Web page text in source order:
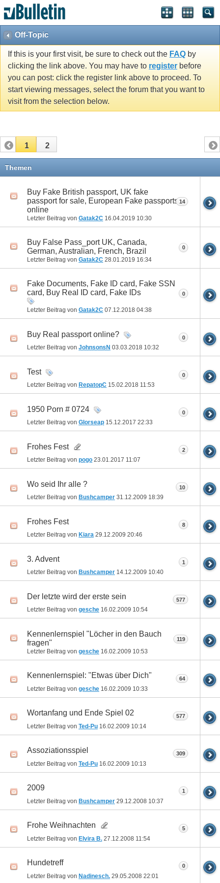
Off-Topic
If this is your first visit, be sure to check out the FAQ by
clicking the link above. You may have to register before
you can post: click the register link above to proceed. To
start viewing messages, select the forum that you want to
visit from the selection below.
1 2
Themen
Buy Fake British passport, UK fake
passport for sale, European Fake passports
online
Letzter Beitrag von Gatak2C 16.04.2019 10:30
14
Buy False Pass_port UK, Canada,
German, Australian, French, Brazil
Letzter Beitrag von Gatak2C 28.01.2019 16:34
0
Fake Documents, Fake ID card, Fake SSN
card, Buy Real ID card, Fake IDs
Letzter Beitrag von Gatak2C 07.12.2018 04:38
0
Buy Real passport online?
Letzter Beitrag von JohnsonsN 03.03.2018 10:32
0
Test
Letzter Beitrag von RepatopC 15.02.2018 11:53
0
1950 Porn # 0724
Letzter Beitrag von Glorseap 15.12.2017 22:33
0
Frohes Fest
Letzter Beitrag von pogo 23.01.2017 11:07
2
Wo seid Ihr alle ?
Letzter Beitrag von Bushcamper 31.12.2009 18:39
10
Frohes Fest
Letzter Beitrag von Kiara 29.12.2009 20:46
8
3. Advent
Letzter Beitrag von Bushcamper 14.12.2009 10:40
1
Der letzte wird der erste sein
Letzter Beitrag von gesche 16.02.2009 10:54
577
Kennenlernspiel "Löcher in den Bauch
fragen"
Letzter Beitrag von gesche 16.02.2009 10:53
119
Kennenlernspiel: "Etwas über Dich"
Letzter Beitrag von gesche 16.02.2009 10:33
64
Wortanfang und Ende Spiel 02
Letzter Beitrag von Ted-Pu 16.02.2009 10:14
577
Assoziationsspiel
Letzter Beitrag von Ted-Pu 16.02.2009 10:13
309
2009
Letzter Beitrag von Bushcamper 29.12.2008 10:37
1
Frohe Weihnachten
Letzter Beitrag von Elvira B. 27.12.2008 11:54
5
Hundetreff
Letzter Beitrag von Nadinesch. 29.05.2008 22:01
0